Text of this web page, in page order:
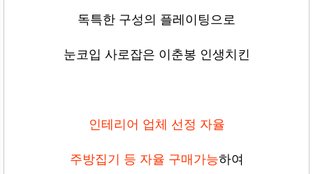
독특한 구성의 플레이팅으로
눈코입 사로잡은 이춘봉 인생치킨
인테리어 업체 선정 자율
주방집기 등 자율 구매가능하여